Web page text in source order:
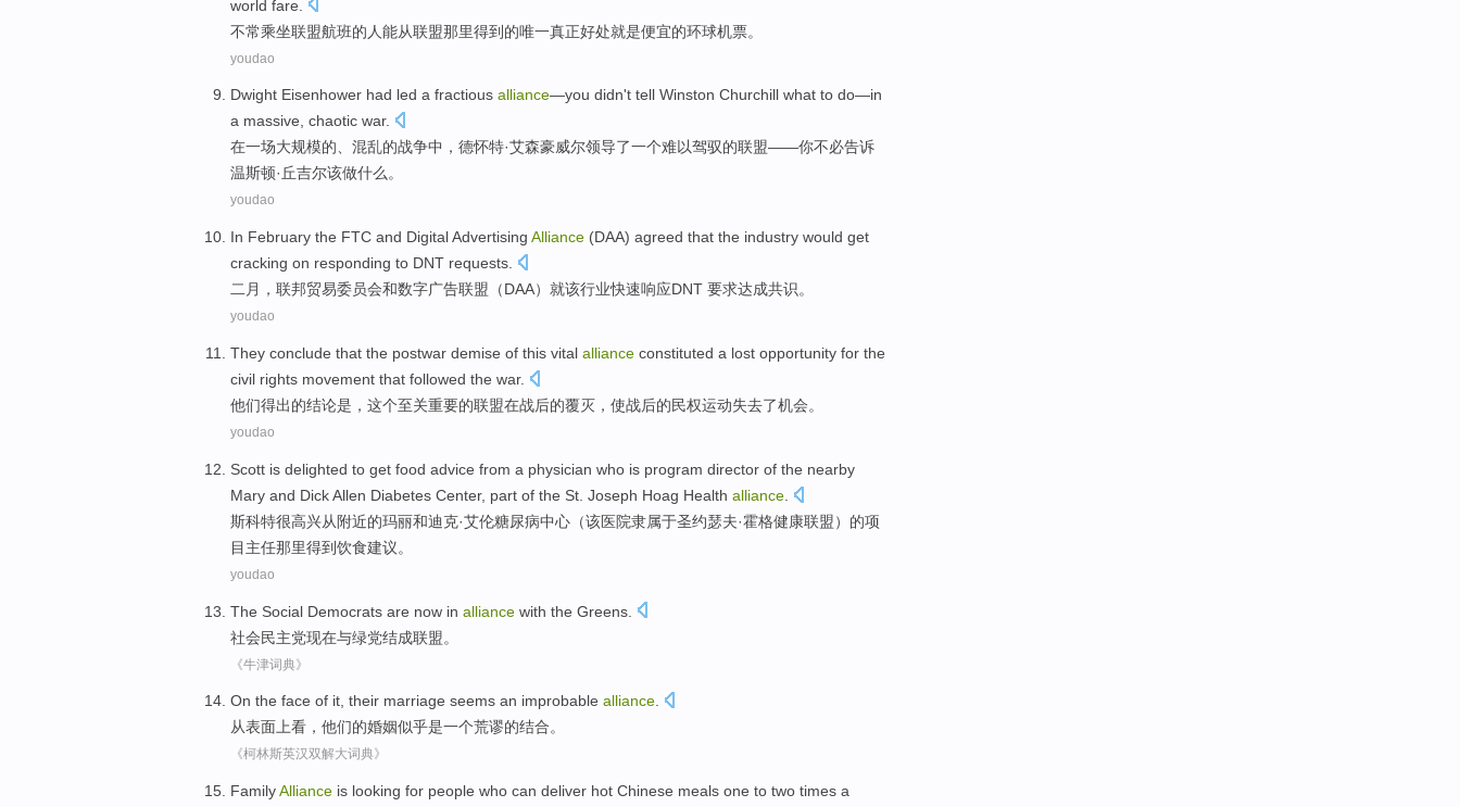
world fare
不常乘坐联盟航班的人能从联盟那里得到的唯一真正好处就是便宜的环球机票。
youdao
Dwight Eisenhower had led a fractious alliance—you didn't tell Winston Churchill what to do—in
a massive, chaotic war.
在一场大规模的、 混乱的战争中 ， 德怀特·艾森豪威尔领导了一个难以驾驭的联盟——你不必告诉
温斯顿· 丘吉尔该做什么。
youdao
In February the FTC and DigitalAdvertising Alliance (DAA) agreed that the industry would get
cracking on responding to DNT requests
二月 ， 联邦贸易委员会和数字广告联盟 （DAA） 就该行业快速响应DNT 要求达成共识。
youdao
They conclude that the postwar demise of this vital alliance constituted a lost opportunity for the
civil rights movement that followed the war.
他们得出的结论是， 这个至关重要的联盟在战后的覆灭 ，使战后的民权运动失去了机会。
youdao
Scott is delighted to get food advice from a physician who is program director of the nearby
Mary and DickAllen Diabetes Center, part of the St. Joseph Hoag Health alliance
斯科特很高兴从 附近的玛丽和迪克·艾伦糖尿病中心 （该医院隶属于圣约瑟夫·霍格健康联盟） 的项
目 主任那里得到饮食建议。
youdao
The Social Democrats are now in alliance with the Greens
社会民主党现在与绿党结成联盟。
《牛津词典》
On the face of it, their marriage seems an improbable alliance.
从表面上看 ， 他们的婚姻似乎是一个荒谬的结合。
《柯林斯英汉双解大词典》
FamilyAlliance is looking for people who can deliver hot Chinese meals one to two times a